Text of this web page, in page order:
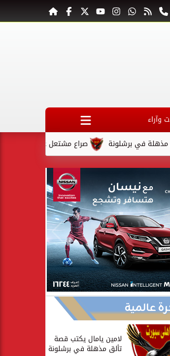
وآراء
صراع مشتعل على المقعد الأخير في
برشلونة
عالمية
لامين يامال يكتب قصة
تألق مذهلة في برشلونة